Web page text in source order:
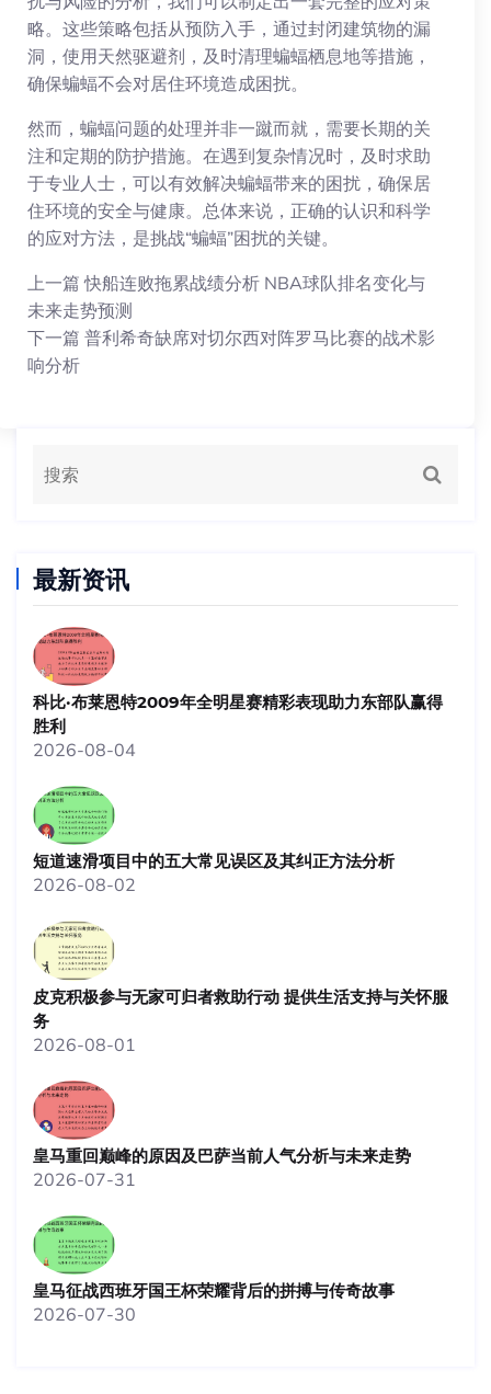
略。这些策略包括从预防入手，通过封闭建筑物的漏
洞，使用天然驱避剂，及时清理蝙蝠栖息地等措施，
确保蝙蝠不会对居住环境造成困扰。
然而，蝙蝠问题的处理并非一蹴而就，需要长期的关
注和定期的防护措施。在遇到复杂情况时，及时求助
于专业人士，可以有效解决蝙蝠带来的困扰，确保居
住环境的安全与健康。总体来说，正确的认识和科学
的应对方法，是挑战“蝙蝠”困扰的关键。
上一篇 快船连败拖累战绩分析 NBA球队排名变化与
未来走势预测
下一篇 普利希奇缺席对切尔西对阵罗马比赛的战术影
响分析
最新资讯
科比·布莱恩特2009年全明星赛精彩表现助力东部队赢得
胜利
2026-08-04
短道速滑项目中的五大常见误区及其纠正方法分析
2026-08-02
皮克积极参与无家可归者救助行动 提供生活支持与关怀服
务
2026-08-01
皇马重回巅峰的原因及巴萨当前人气分析与未来走势
2026-07-31
皇马征战西班牙国王杯荣耀背后的拼搏与传奇故事
2026-07-30